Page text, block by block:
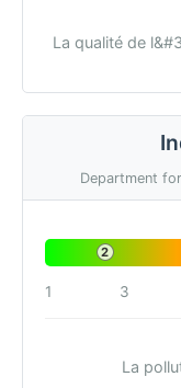
La qualité de
Department
2
1 3
La